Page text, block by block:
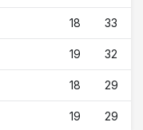
18 33
19 32
18 29
19 29